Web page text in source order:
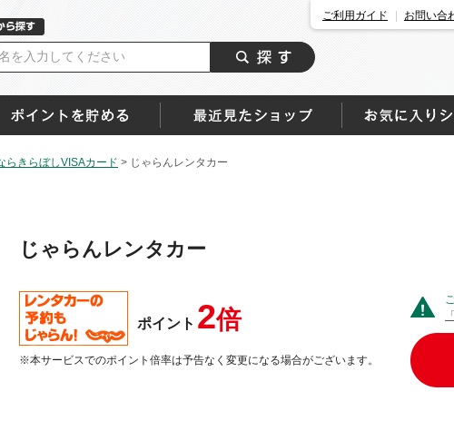
ご利用ガイド お問い合
らきらぼしVISAカード > じゃらんレンタカー
じゃらんレンタカー
ポイント 2倍
※本サービスでのポイント倍率は予告なく変更になる場合がございます。